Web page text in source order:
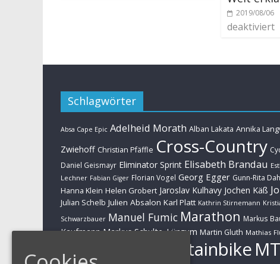
2019/08/06
deaktiviert
Schlagwörter
Absa Cape Epic Adelheid Morath Alban Lakata Annika
Zwiehoff Christian Pfäffle Cross-Country
Daniel Geismayr Eliminator Sprint Elisabeth Brandau
Lechner Fabian Giger Florian Vogel Georg Egger Gunn-Rita
Hanna Klein Helen Grobert Jaroslav Kulhavy Jochen Käß
Julian Schelb Julien Absalon Karl Platt Kathrin Stirnemann
Schwarzbauer Manuel Fumic Marathon Markus
Kaufmann Markus Schulte-Lünzum Martin Gluth Mathias
Brandl
Mountainbike